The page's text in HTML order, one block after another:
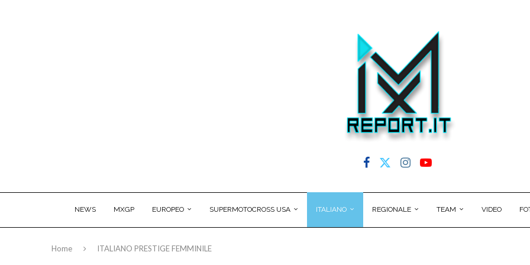
NEWS MXGP EUROPEO SUPERMOTOCROSS USA ITALIANO REGIONALE TEAM VIDEO
Home ITALIANO PRESTIGE FEMMINILE